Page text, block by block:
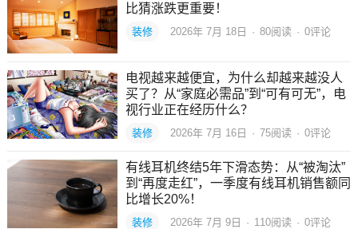
比猜涨跌更重要！
装修 2026年 7月 18日 · 80阅读 · 0评论
电视越来越便宜，为什么却越来越没人
买了？从“家庭必需品”到“可有可无”，电
视行业正在经历什么？
装修 2026年 7月 16日 · 75阅读 · 0评论
有线耳机终结5年下滑态势：从“被淘汰”
到“再度走红”，一季度有线耳机销售额同
比增长20%！
装修 2026年 7月 9日 · 110阅读 · 0评论